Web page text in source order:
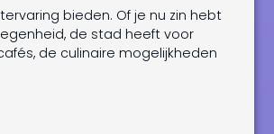
bieden. Of je nu zin hebt
de stad heeft voor
de culinaire mogelijkheden